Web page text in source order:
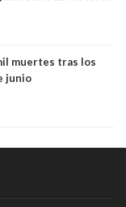
muertes tras los
junio